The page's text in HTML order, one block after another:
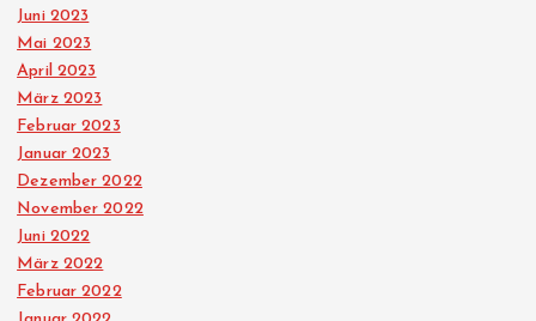
Juni 2023
Mai 2023
April 2023
März 2023
Februar 2023
Januar 2023
Dezember 2022
November 2022
Juni 2022
März 2022
Februar 2022